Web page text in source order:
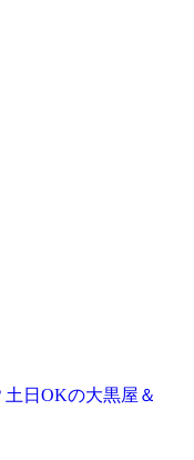
日OKの大黒屋＆